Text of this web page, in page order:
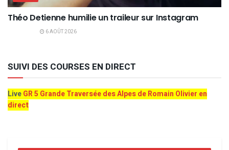
Théo Detienne humilie un traileur sur Instagram
6 AOÛT 2026
SUIVI DES COURSES EN DIRECT
LiveGR 5 Grande Traversée des Alpes de Romain Olivier en
direct